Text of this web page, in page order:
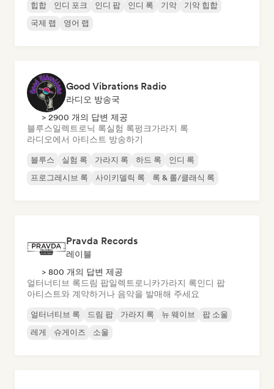
힙합 인디 포크 인디 팝 인디 록 기악
기악 힙합
국제 랩
영어 랩
Good Vibrations Radio
라디오 방송국
> 2900 개의 답변 제공
블루스일렉트로닉 록실험 록펑크가라지 록
라디오에서 아티스트 방송하기
블루스 실험 록 가라지 록 하드 록
인디 록
프로그레시브 록
사이키델릭 록 록 & 롤/클래식 록
Pravda Records
레이블
> 800 개의 답변 제공
얼터너티브 록드림 팝일렉트로니카가라지 록인디 팝
아티스트와 계약하거나 음악을 발매해 주세요
얼터너티브 록 드림 팝 가라지 록 뉴 웨이브
팝 소울
레게
슈게이즈 소울